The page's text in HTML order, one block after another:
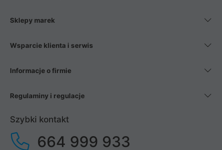
Sklepy marek
Wsparcie klienta i serwis
Informacje o firmie
Regulaminy i regulacje
Szybki kontakt
664 999 933